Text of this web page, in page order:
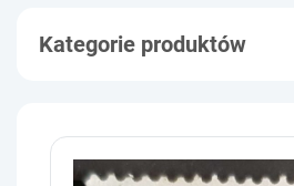
Kategorie produktów